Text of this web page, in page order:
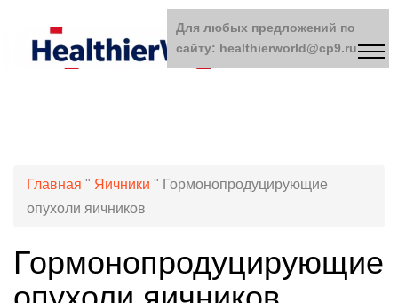
Главная " Яичники " Гормонопродуцирующие
опухоли яичников
Гормонопродуцирующие
Для любых предложений по
сайту: healthierworld@cp9.ru